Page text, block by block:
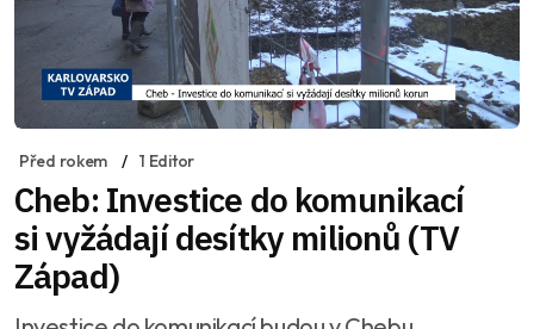
Před rokem 1 Editor
Cheb: Investice do komunikací
si vyžádají desítky milionů (TV
Západ)